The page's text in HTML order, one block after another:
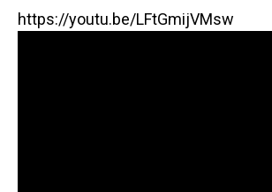
https://youtu.be/LFtGmijVMsw